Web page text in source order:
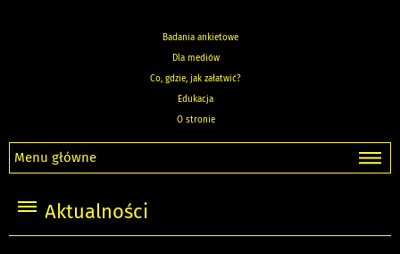
Badania ankietowe
Dla mediów
Co, gdzie, jak załatwić?
Edukacja
O stronie
Menu główne
Aktualności